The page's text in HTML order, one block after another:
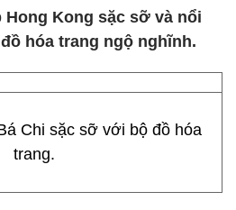
Kong sặc sỡ và nổi
hóa trang ngộ nghĩnh.
Chi sặc sỡ với bộ đồ hóa
trang.